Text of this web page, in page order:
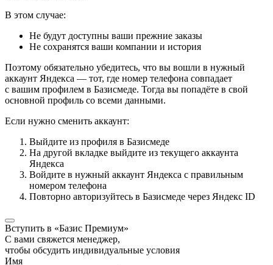
В этом случае:
Не будут доступны ваши прежние заказы
Не сохранятся ваши компании и история
Поэтому обязательно убедитесь, что вы вошли в нужный
аккаунт Яндекса — тот, где номер телефона совпадает
с вашим профилем в Базисмеде. Тогда вы попадёте в свой
основной профиль со всеми данными.
Если нужно сменить аккаунт:
Выйдите из профиля в Базисмеде
На другой вкладке выйдите из текущего аккаунта
Яндекса
Войдите в нужный аккаунт Яндекса с правильным
номером телефона
Повторно авторизуйтесь в Базисмеде через Яндекс ID
Вступить в «Базис Премиум»
С вами свяжется менеджер,
чтобы обсудить индивидуальные условия
Имя